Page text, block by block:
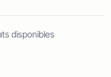
disponibles